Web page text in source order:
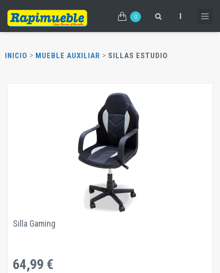
contenido
0
INICIO > MUEBLE AUXILIAR > SILLAS ESTUDIO
Silla Gaming
64,99 €